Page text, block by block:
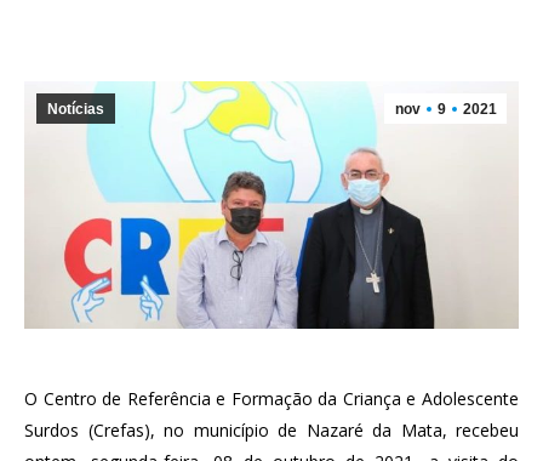
nov 9 2021
Notícias
O Centro de Referência e Formação da Criança e Adolescente
Surdos (Crefas), no município de Nazaré da Mata, recebeu